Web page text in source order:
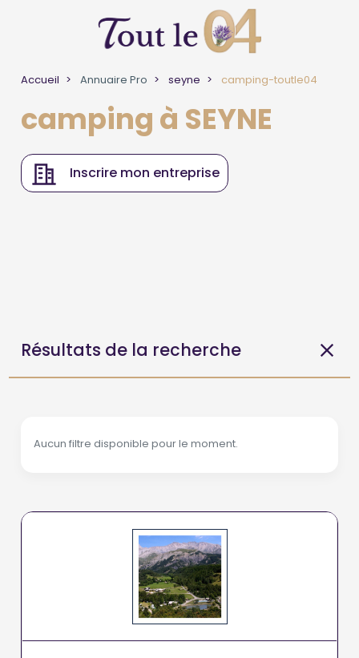
Accueil Annuaire Pro seyne camping-toutle04
camping à SEYNE
Inscrire mon entreprise
Résultats de la recherche
Aucun filtre disponible pour le moment.